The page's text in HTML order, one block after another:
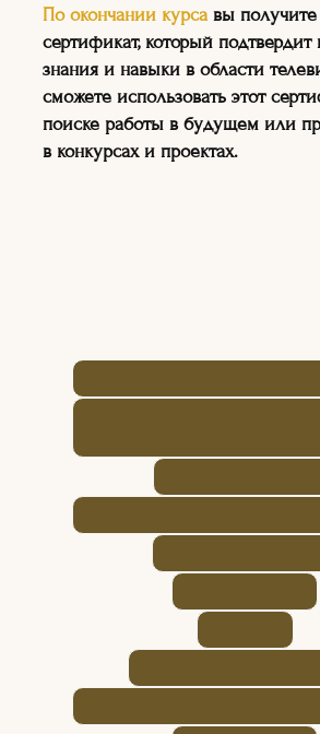
НА КУРСЕ:
ДЛЯ ДЕТЕЙ И
По окончании курсавы получите
сертификат, который
знания и навыки в области
сможете использовать этот
поиске работы в будущем или
в конкурсах и проектах.